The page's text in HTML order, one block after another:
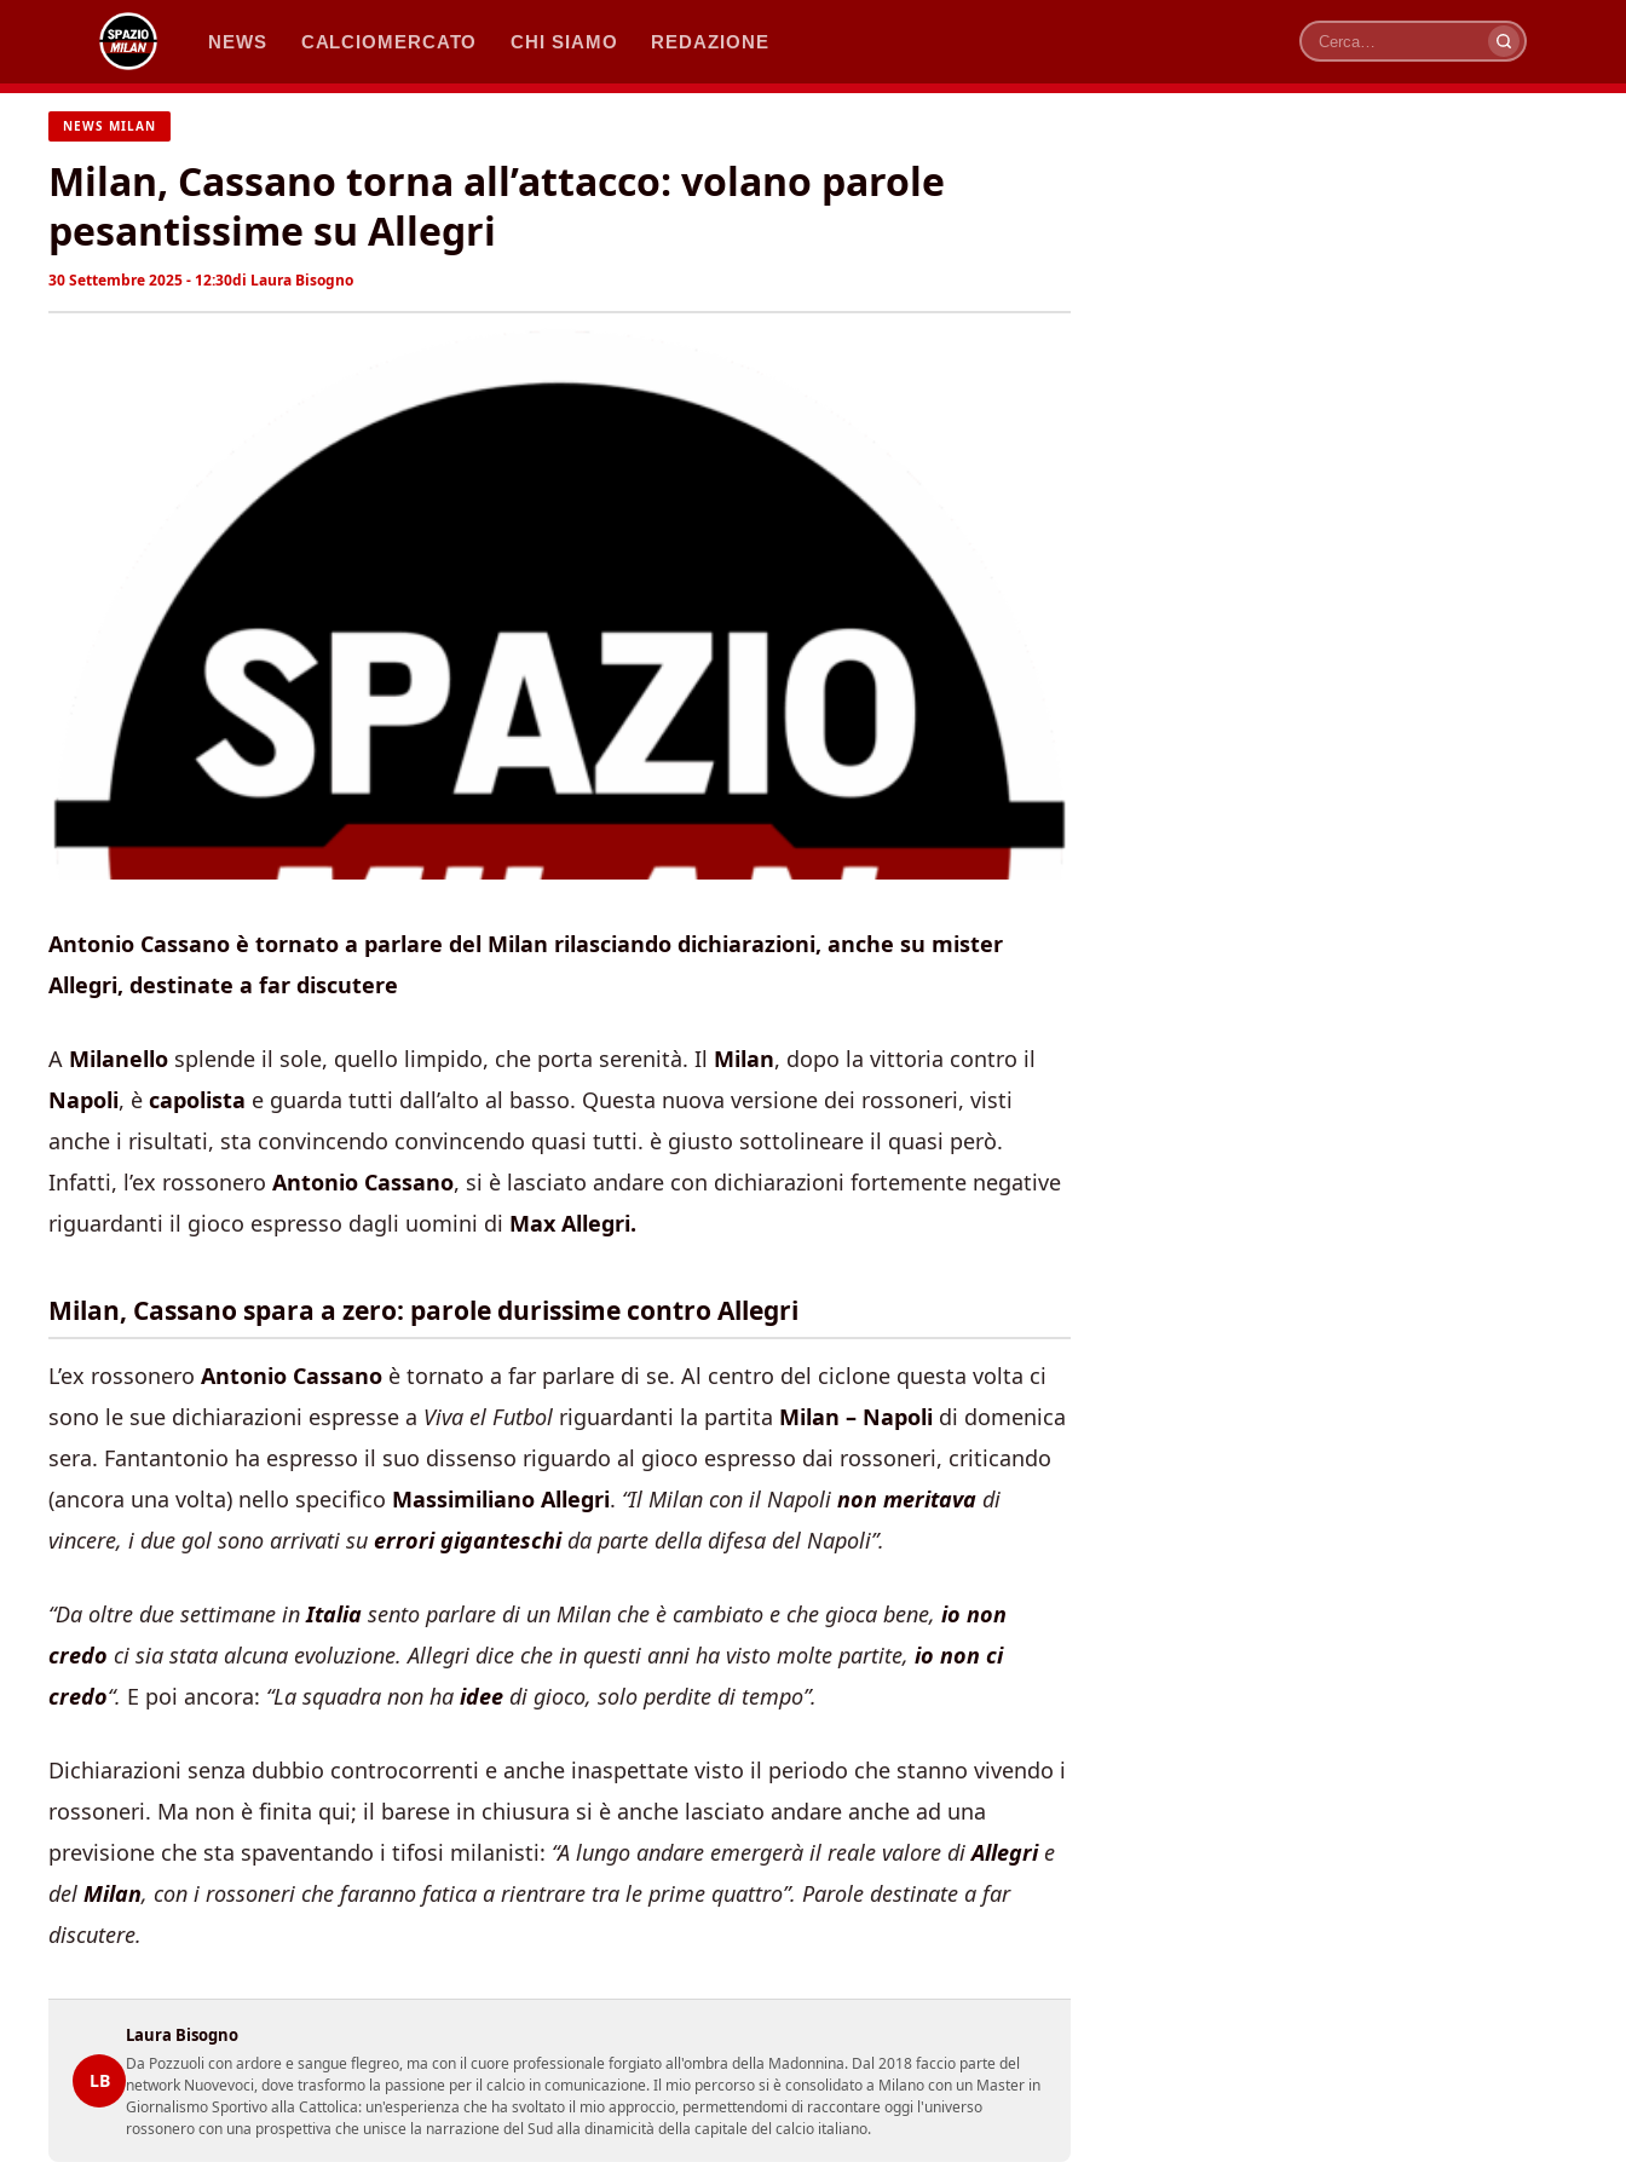
contenuto
NEWS CALCIOMERCATO CHI SIAMO REDAZIONE
Cerca
NEWS MILAN
Milan, Cassano torna all’attacco: volano parole
pesantissime su Allegri
30 Settembre 2025 - 12:30di Laura Bisogno
Antonio Cassano è tornato a parlare del Milan rilasciando dichiarazioni, anche su mister
Allegri, destinate a far discutere
A Milanello splende il sole, quello limpido, che porta serenità. Il Milan, dopo la vittoria contro il
Napoli, è capolista e guarda tutti dall’alto al basso. Questa nuova versione dei rossoneri, visti
anche i risultati, sta convincendo convincendo quasi tutti. è giusto sottolineare il quasi però.
Infatti, l’ex rossonero Antonio Cassano, si è lasciato andare con dichiarazioni fortemente negative
riguardanti il gioco espresso dagli uomini di Max Allegri.
Milan, Cassano spara a zero: parole durissime contro Allegri
L’ex rossonero Antonio Cassano è tornato a far parlare di se. Al centro del ciclone questa volta ci
sono le sue dichiarazioni espresse a Viva el Futbol riguardanti la partita Milan – Napoli di domenica
sera. Fantantonio ha espresso il suo dissenso riguardo al gioco espresso dai rossoneri, criticando
(ancora una volta) nello specifico Massimiliano Allegri. “Il Milan con il Napoli non meritava di
vincere, i due gol sono arrivati su errori giganteschida parte della difesa del Napoli”.
“Da oltre due settimane inItalia sento parlare di un Milan che è cambiato e che gioca bene, io non
credo ci sia stata alcuna evoluzione. Allegri dice che in questi anni ha visto molte partite, io non ci
credo“. E poi ancora: “La squadra non ha idee di gioco, solo perdite di tempo”.
Dichiarazioni senza dubbio controcorrenti e anche inaspettate visto il periodo che stanno vivendo i
rossoneri. Ma non è finita qui; il barese in chiusura si è anche lasciato andare anche ad una
previsione che sta spaventando i tifosi milanisti: “A lungo andare emergerà il reale valore diAllegrie
del Milan, con i rossoneri che faranno fatica a rientrare tra le prime quattro”. Parole destinate a far
discutere.
LB
Laura Bisogno
Da Pozzuoli con ardore e sangue flegreo, ma con il cuore professionale forgiato all'ombra della Madonnina. Dal 2018 faccio parte del
network Nuovevoci, dove trasformo la passione per il calcio in comunicazione. Il mio percorso si è consolidato a Milano con un Master in
Giornalismo Sportivo alla Cattolica: un'esperienza che ha svoltato il mio approccio, permettendomi di raccontare oggi l'universo
rossonero con una prospettiva che unisce la narrazione del Sud alla dinamicità della capitale del calcio italiano.